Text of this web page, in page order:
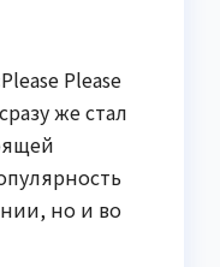
Please
же стал
но и во